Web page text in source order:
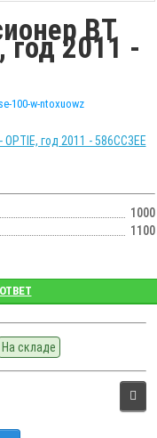
BT
год 2011 -
100-w-ntoxuowz
1000
1100
На складе